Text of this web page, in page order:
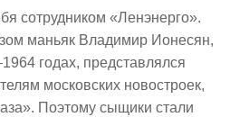
сотрудником «Ленэнерго».
маньяк Владимир Ионесян,
годах, представлялся
московских новостроек,
Поэтому сыщики стали